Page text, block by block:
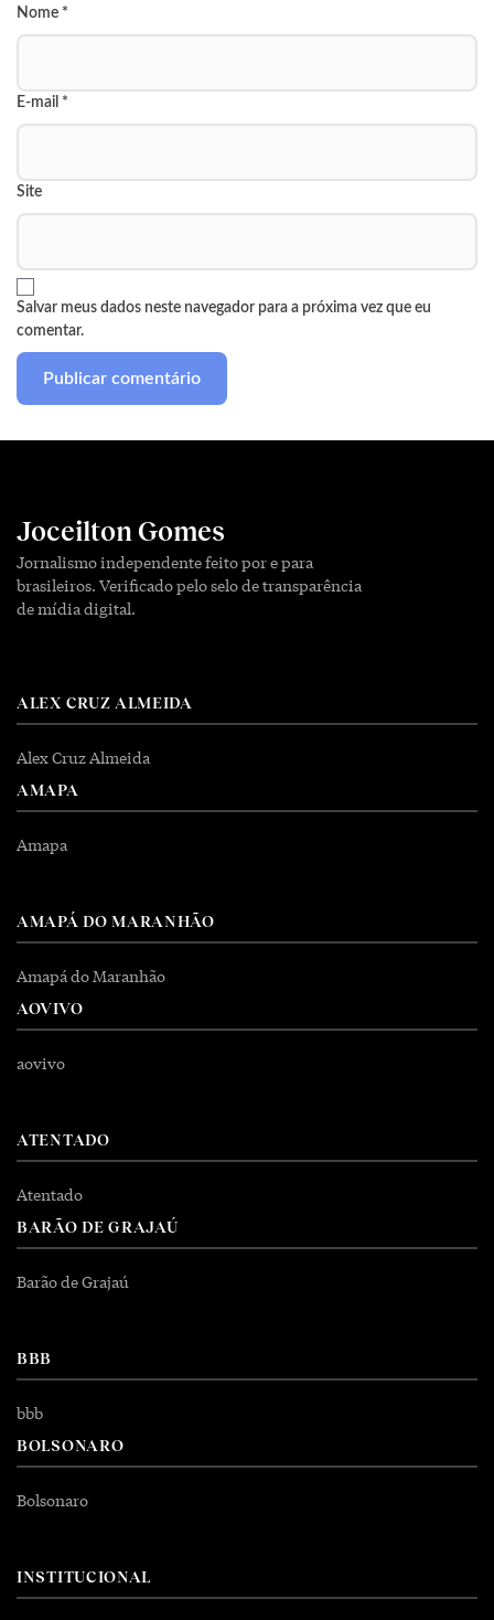
Nome *
E-mail *
Site
Salvar meus dados neste navegador para a próxima vez que eu
comentar.
Joceilton Gomes
Jornalismo independente feito por e para
brasileiros. Verificado pelo selo de transparência
de mídia digital.
ALEX CRUZ ALMEIDA
Alex Cruz Almeida
AMAPA
Amapa
AMAPÁ DO MARANHÃO
Amapá do Maranhão
AOVIVO
aovivo
ATENTADO
Atentado
BARÃO DE GRAJAÚ
Barão de Grajaú
BBB
bbb
BOLSONARO
Bolsonaro
INSTITUCIONAL